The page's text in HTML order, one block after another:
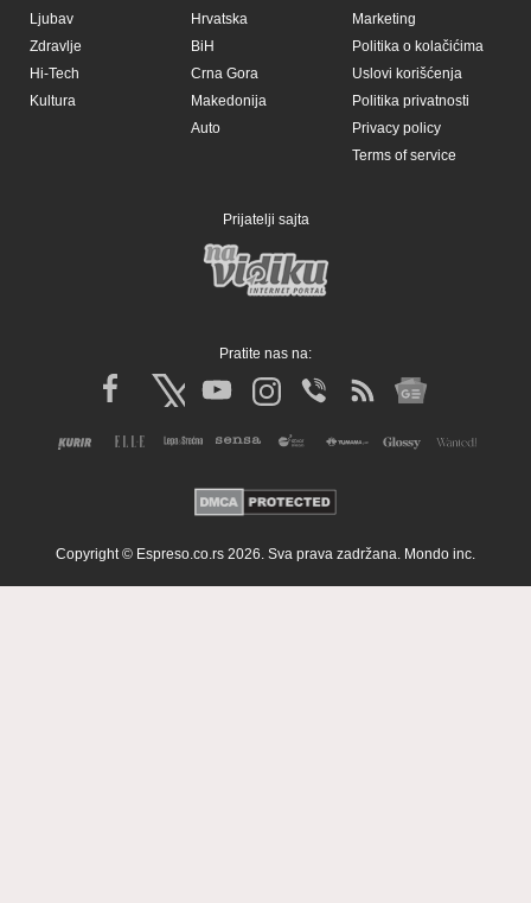
Ljubav
Zdravlje
Hi-Tech
Kultura
Hrvatska
BiH
Crna Gora
Makedonija
Auto
Marketing
Politika o kolačićima
Uslovi korišćenja
Politika privatnosti
Privacy policy
Terms of service
Prijatelji sajta
Pratite nas na:
Copyright © Espreso.co.rs 2026. Sva prava zadržana. Mondo inc.